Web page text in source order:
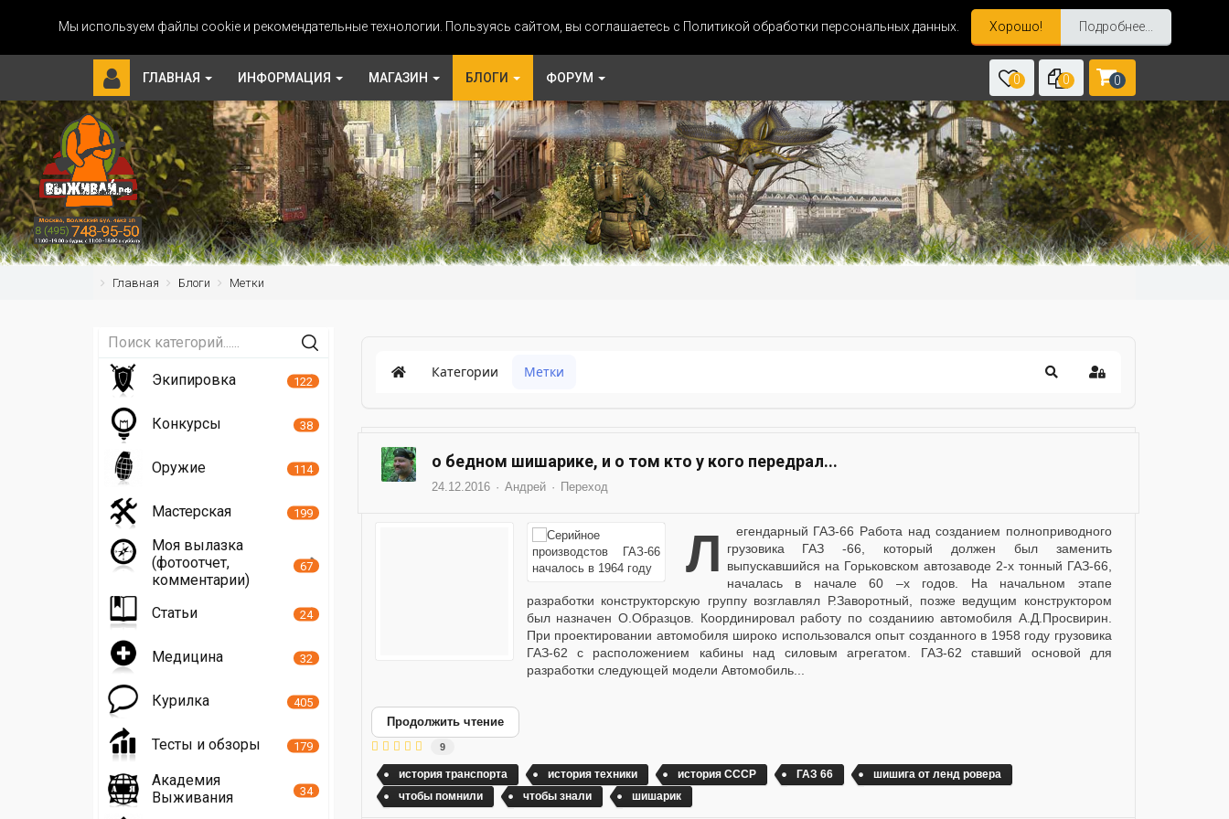
Мы используем файлы cookie и рекомендательные технологии. Пользуясь сайтом, вы соглашаетесь с Политикой обработки персональных данных. Хорошо! Подробнее...
ГЛАВНАЯ ИНФОРМАЦИЯ МАГАЗИН БЛОГИ ФОРУМ 0 0 0
Главная Блоги Метки
Категории Метки
о бедном шишарике, и о том кто у кого передрал...
24.12.2016 Андрей Переход
Легендарный ГАЗ-66 Работа над созданием полноприводного
грузовика ГАЗ -66, который должен был заменить
выпускавшийся на Горьковском автозаводе 2-х тонный ГАЗ-66,
началась в начале 60 –х годов. На начальном этапе
разработки конструкторскую группу возглавлял Р.Заворотный, позже ведущим конструктором
был назначен О.Образцов. Координировал работу по созданиию автомобиля А.Д.Просвирин.
При проектировании автомобиля широко использовался опыт созданного в 1958 году грузовика
ГАЗ-62 с расположением кабины над силовым агрегатом. ГАЗ-62 ставший основой для
разработки следующей модели Автомобиль...
Продолжить чтение
9
история транспорта история техники история СССР ГАЗ 66
шишига от ленд ровера
чтобы помнили
чтобы знали шишарик
Экипировка 122
Конкурсы 38
Оружие 114
Мастерская 199
Моя вылазка
(фотоотчет,
комментарии)
67
Статьи 24
Медицина 32
Курилка 405
Тесты и обзоры 179
Академия
Выживания
34